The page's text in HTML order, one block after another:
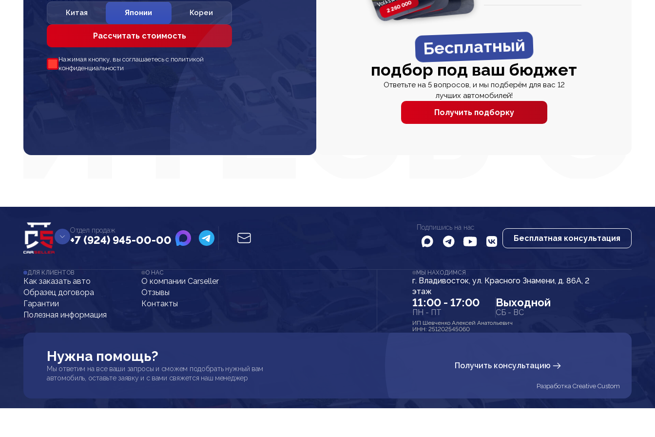
Китая Японии Кореи
Рассчитать стоимость
Нажимая кнопку, вы соглашаетесь с политикой
конфиденциальности
2 260 0002 820 000
2 820 0002 670 000
Бесплатный
подбор под ваш бюджет
Ответьте на 5 вопросов, и мы подберём для вас 12
лучших автомобилей!
Получить подборку
Отдел продаж
+7 (924) 945-00-00
Подпишись на нас
Бесплатная консультация
ДЛЯ КЛИЕНТОВ
Как заказать авто
Образец договора
Гарантии
Полезная информация
О НАС
О компании Carseller
Отзывы
Контакты
МЫ НАХОДИМСЯ
г. Владивосток, ул. Красного Знамени, д. 86А, 2
этаж
11:00 - 17:00
ПН - ПТ
Выходной
СБ - ВС
ИП Шевченко Алексей Анатольевич
ИНН: 251202545060
Нужна помощь?
Мы ответим на все ваши запросы и сможем подобрать нужный вам
автомобиль, оставьте заявку и с вами свяжется наш менеджер
Получить консультацию
Разработка Creative Custom